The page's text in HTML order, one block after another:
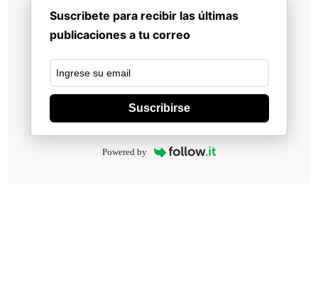
Suscribete para recibir las últimas
publicaciones a tu correo
Suscribirse
Powered by